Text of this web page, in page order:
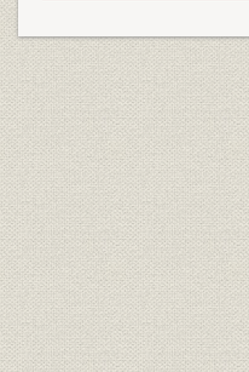
2-1 当行貸出残高表(
2-2 当行貸出純増表(
2-3 当行貸出残高業
2-4 当行貸出金担保別
3 金融債
3-1 金融債銘柄別発行
3-2 金融債銘柄別発